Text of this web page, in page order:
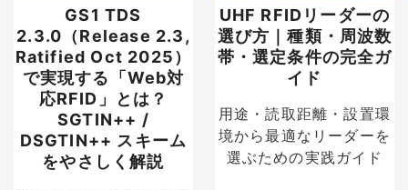
GS1 TDS
2.3.0（Release 2.3,
Ratified Oct 2025）
で実現する「Web対
応RFID」とは？
SGTIN++ /
DSGTIN++ スキーム
をやさしく解説
UHF RFIDリーダーの
選び方｜種類・周波数
帯・選定条件の完全ガ
イド
用途・読取距離・設置環
境から最適なリーダーを
選ぶための実践ガイド